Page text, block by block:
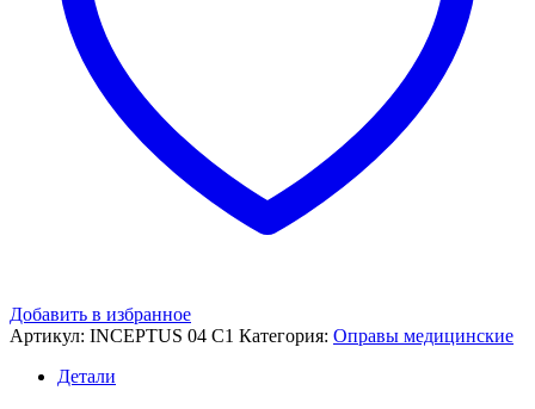
Добавить в избранное
Артикул: INCEPTUS 04 C1 Категория: Оправы медицинские
Детали